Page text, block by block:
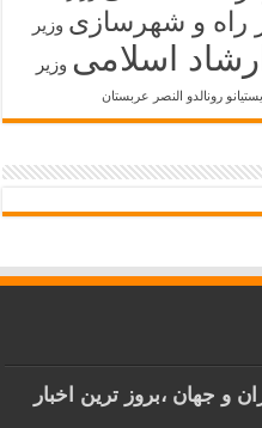
راه و شهرسازی وزیر
اسلامی وزیر
رونالدو النصر عربستان
و جهان ،بروز ترین اخبار